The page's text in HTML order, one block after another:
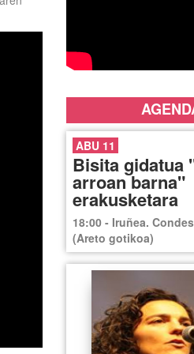
ABU 11
Bisita gidatua
arroan barna"
erakusketara
18:00 - Iruñea.
(Areto gotikoa)